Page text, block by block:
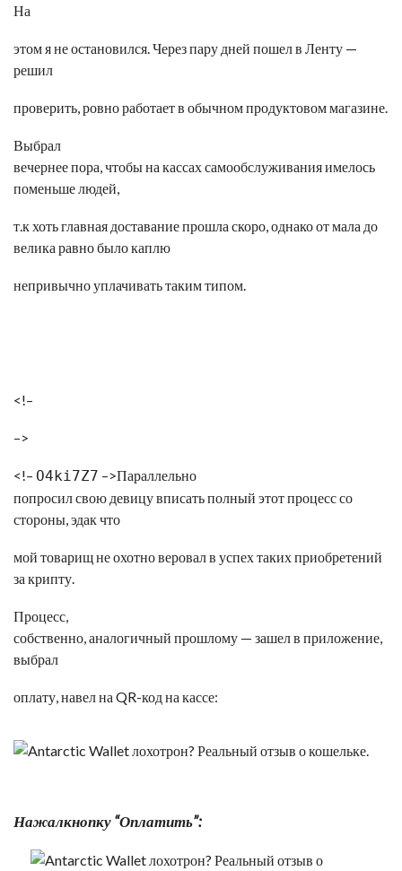
На
этом я не остановился. Через пару дней пошел в Ленту —
решил
проверить, ровно работает в обычном продуктовом магазине.
Выбрал
вечернее пора, чтобы на кассах самообслуживания имелось
поменьше людей,
т.к хоть главная доставание прошла скоро, однако от мала до
велика равно было каплю
непривычно уплачивать таким типом.
<!–
–>
<!– O4ki7Z7 –>Параллельно
попросил свою девицу вписать полный этот процесс со
стороны, эдак что
мой товарищ не охотно веровал в успех таких приобретений
за крипту.
Процесс,
собственно, аналогичный прошлому — зашел в приложение,
выбрал
оплату, навел на QR-код на кассе:
!Нажалкнопку “Оплатить”: